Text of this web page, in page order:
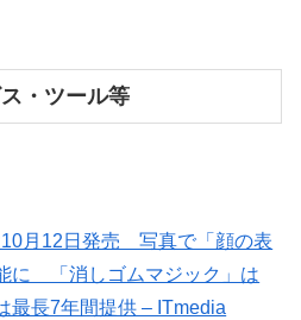
・ツール等
10月12日発売 写真で「顔の表
に 「消しゴムマジック」は
最長7年間提供 – ITmedia